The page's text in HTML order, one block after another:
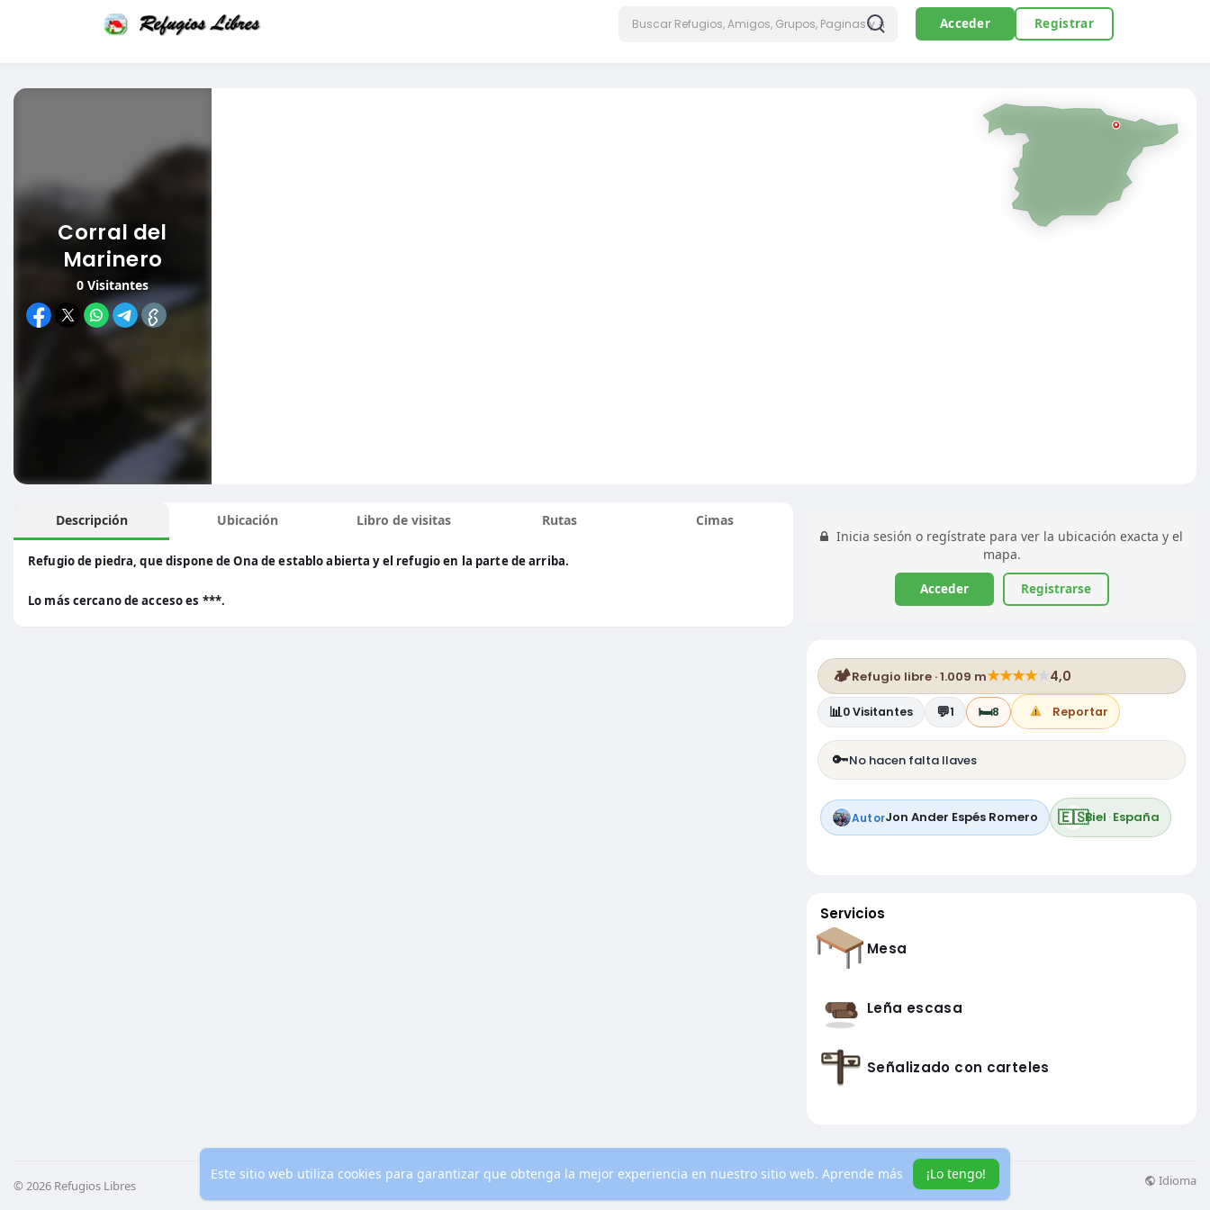
Este sitio web utiliza cookies para garantizar que obtenga la mejor experiencia en nuestro sitio web. Aprende más ¡Lo tengo!
Acceder Registrar
Corral del
Marinero
0 Visitantes
Descripción
Refugio de piedra, que dispone de Ona de establo abierta y el refugio en la parte de arriba.
Lo más cercano de acceso es ***.
Ubicación Libro de visitas Rutas
Cimas
Inicia sesión o regístrate para ver la ubicación exacta y el
mapa.
Acceder Registrarse
🏕️Refugio libre · 1.009 m★★★★★4,0
📊0Visitantes 💬1 🛏️8 Reportar
🔑No hacen falta llaves
AutorJon Ander Espés Romero 🇪🇸Biel ·España
Servicios
Mesa
Leña escasa
Señalizado con carteles
© 2026 Refugios Libres Conocenos Contacto Política de privacidad Más información Idioma